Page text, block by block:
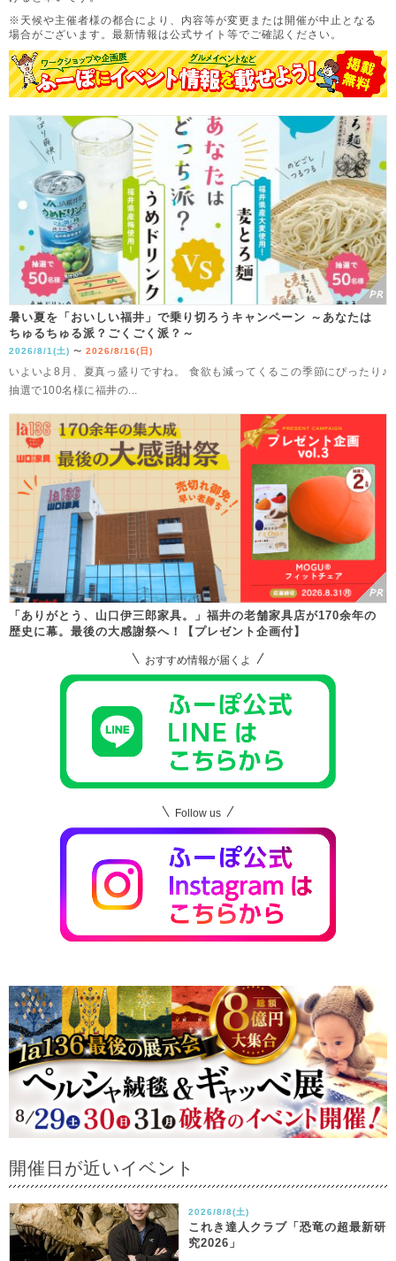
※天候や主催者様の都合により、内容等が変更または開催が中止となる
場合がございます。 最新情報は公式サイト等でご確認ください。
暑い夏を「おいしい福井」で乗り切ろうキャンペーン ～あなたは
ちゅるちゅる派？ごくごく派？～
2026/8/1(土) 〜 2026/8/16(日)
いよいよ8月、夏真っ盛りですね。 食欲も減ってくるこの季節にぴったり♪
抽選で100名様に福井の...
「ありがとう、山口伊三郎家具。」福井の老舗家具店が170余年の
歴史に幕。最後の大感謝祭へ！【プレゼント企画付】
おすすめ情報が届くよ
Follow us
開催日が近いイベント
2026/8/8(土)
これき達人クラブ「恐竜の超最新研
究2026」